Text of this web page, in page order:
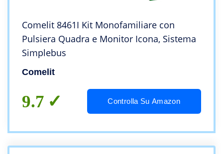
Comelit 8461I Kit Monofamiliare con
Pulsiera Quadra e Monitor Icona, Sistema
Simplebus
Comelit
9.7 Controlla Su Amazon